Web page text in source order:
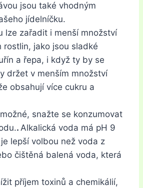
jsou také vhodným
jídelníčku.
lze zařadit i menší množství
rostlin, jako jsou sladké
a řepa, i když ty by se
držet v menším množství
obsahují více cukru a
snažte se konzumovat
. Alkalická voda má pH 9
je lepší volbou než voda z
čištěná balená voda, která
příjem toxinů a chemikálií,